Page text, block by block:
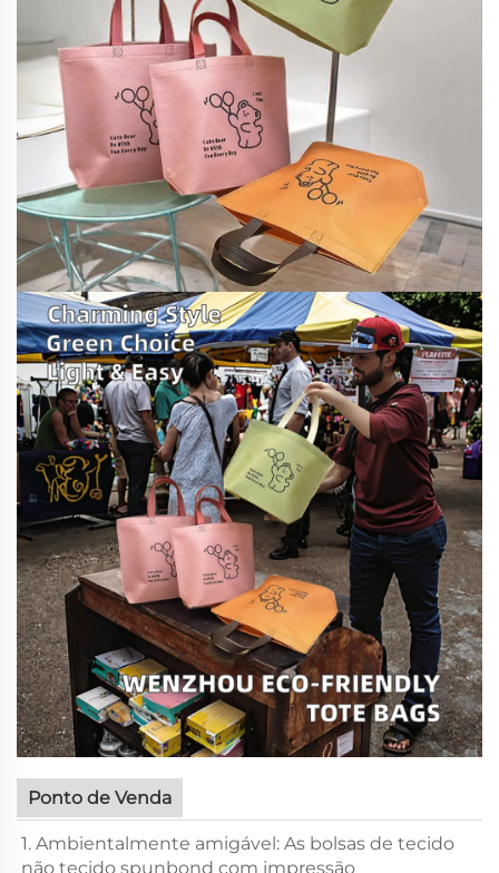
Ponto de Venda
1. Ambientalmente amigável: As bolsas de tecido
não tecido spunbond com impressão